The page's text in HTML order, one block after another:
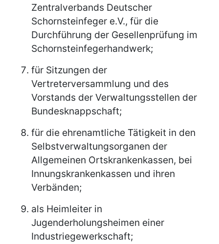
Zentralverbands Deutscher
Schornsteinfeger e.V., für die
Durchführung der Gesellenprüfung im
Schornsteinfegerhandwerk;
für Sitzungen der
Vertreterversammlung und des
Vorstands der Verwaltungsstellen der
Bundesknappschaft;
für die ehrenamtliche Tätigkeit in den
Selbstverwaltungsorganen der
Allgemeinen Ortskrankenkassen, bei
Innungskrankenkassen und ihren
Verbänden;
als Heimleiter in
Jugenderholungsheimen einer
Industriegewerkschaft;